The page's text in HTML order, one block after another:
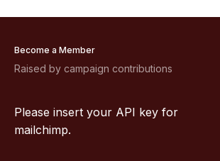
Become a Member
Raised by campaign contributions
Please insert your API key for
mailchimp.